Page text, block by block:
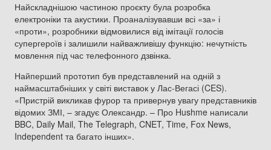
Найскладнішою частиною проєкту була розробка
електроніки та акустики. Проаналізувавши всі «за» і
«проти», розробники відмовилися від імітації голосів
супергероїв і залишили найважливішу функцію: нечутність
мовлення під час телефонного дзвінка.
Найперший прототип був представлений на одній з
наймасштабніших у світі виставок у Лас-Вегасі (CES).
«Пристрій викликав фурор та привернув увагу представників
відомих ЗМІ, – згадує Олександр. – Про Hushme написали
BBC, Daily Mail, The Telegraph, CNET, Time, Fox News,
Independent та багато інших».